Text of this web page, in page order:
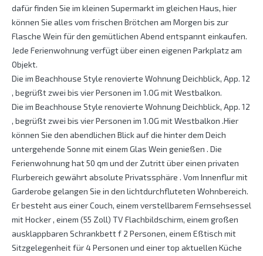
dafür finden Sie im kleinen Supermarkt im gleichen Haus, hier
können Sie alles vom frischen Brötchen am Morgen bis zur
Flasche Wein für den gemütlichen Abend entspannt einkaufen.
Jede Ferienwohnung verfügt über einen eigenen Parkplatz am
Objekt.
Die im Beachhouse Style renovierte Wohnung Deichblick, App. 12
, begrüßt zwei bis vier Personen im 1.OG mit Westbalkon.
Die im Beachhouse Style renovierte Wohnung Deichblick, App. 12
, begrüßt zwei bis vier Personen im 1.OG mit Westbalkon .Hier
können Sie den abendlichen Blick auf die hinter dem Deich
untergehende Sonne mit einem Glas Wein genießen . Die
Ferienwohnung hat 50 qm und der Zutritt über einen privaten
Flurbereich gewährt absolute Privatssphäre . Vom Innenflur mit
Garderobe gelangen Sie in den lichtdurchfluteten Wohnbereich.
Er besteht aus einer Couch, einem verstellbarem Fernsehsessel
mit Hocker , einem (55 Zoll) TV Flachbildschirm, einem großen
ausklappbaren Schrankbett f 2 Personen, einem Eßtisch mit
Sitzgelegenheit für 4 Personen und einer top aktuellen Küche